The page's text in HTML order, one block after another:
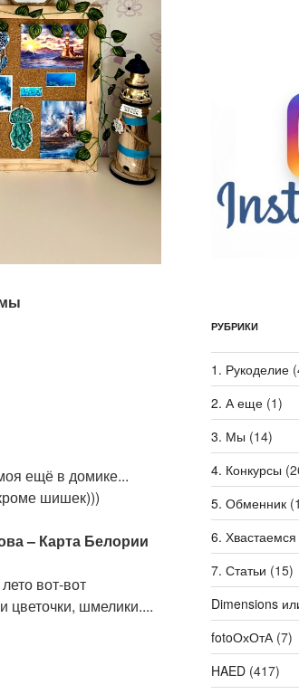
ещё в домике...
шишек)))
– Карта Белории
вот-вот
цветочки, шмелики....
РУБРИКИ
1. Рукоделие
2. А еще(1)
3. Мы (14)
4. Конкурсы
5. Обменник
6. Хвастаемся
7. Статьи (15)
Dimensions
fotoОхОтА(7)
HAED(417)